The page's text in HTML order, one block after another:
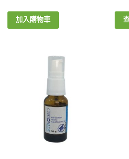
加入購物車